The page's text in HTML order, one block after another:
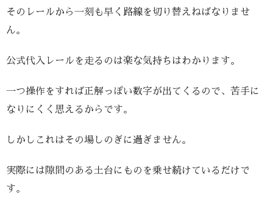
そのレールから一刻も早く路線を切り替えねばなりませ
ん。
公式代入レールを走るのは楽な気持ちはわかります。
一つ操作をすれば正解っぽい数字が出てくるので、苦手に
なりにくく思えるからです。
しかしこれはその場しのぎに過ぎません。
実際には隙間のある土台にものを乗せ続けているだけで
す。